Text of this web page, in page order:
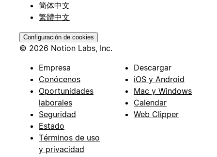
简体中文
繁體中文
Configuración de cookies
© 2026 Notion Labs, Inc.
Empresa
Conócenos
Oportunidades
laborales
Seguridad
Estado
Términos de uso
y privacidad
Descargar
iOS y Android
Mac y Windows
Calendar
Web Clipper